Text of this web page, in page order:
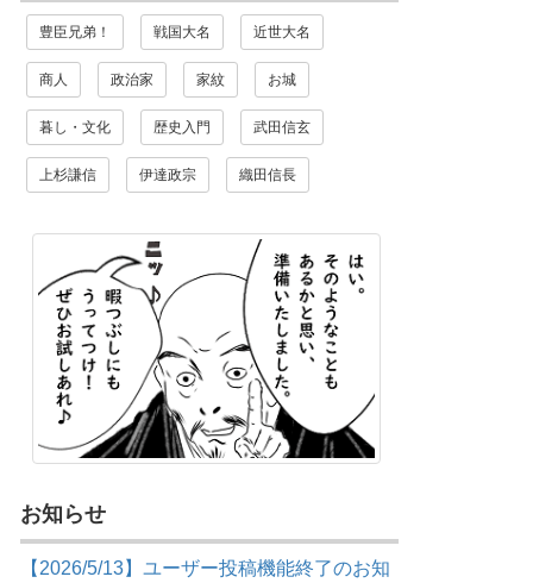
豊臣兄弟！ 戦国大名 近世大名
商人 政治家 家紋 お城
暮し・文化 歴史入門 武田信玄
上杉謙信 伊達政宗 織田信長
お知らせ
【2026/5/13】ユーザー投稿機能終了のお知